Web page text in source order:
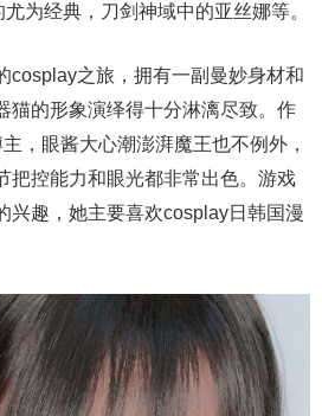
为经典，刀剑神域中的亚丝娜等。
cosplay之旅，拥有一副曼妙身材和
猫的形象演绎得十分淋漓尽致。作
，眼酱大心潮澎湃魔王也不例外，
把控能力和眼光都非常出色。游戏
兴趣，她主要喜欢cosplay日韩国漫